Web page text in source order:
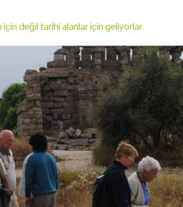
değil tarihi alanlar için geliyorlar